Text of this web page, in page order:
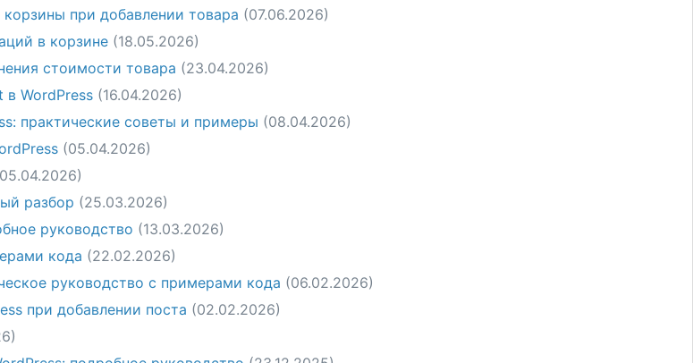
при добавлении товара (07.06.2026)
в корзине (18.05.2026)
стоимости товара (23.04.2026)
в WordPress (16.04.2026)
практические советы и примеры (08.04.2026)
(05.04.2026)
разбор (25.03.2026)
руководство (13.03.2026)
кода (22.02.2026)
руководство с примерами кода (06.02.2026)
при добавлении поста (02.02.2026)